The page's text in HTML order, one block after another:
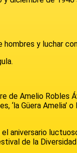
y luchar
Amelio Robles
Güera Amelia’
aniversario
de la Diversidad